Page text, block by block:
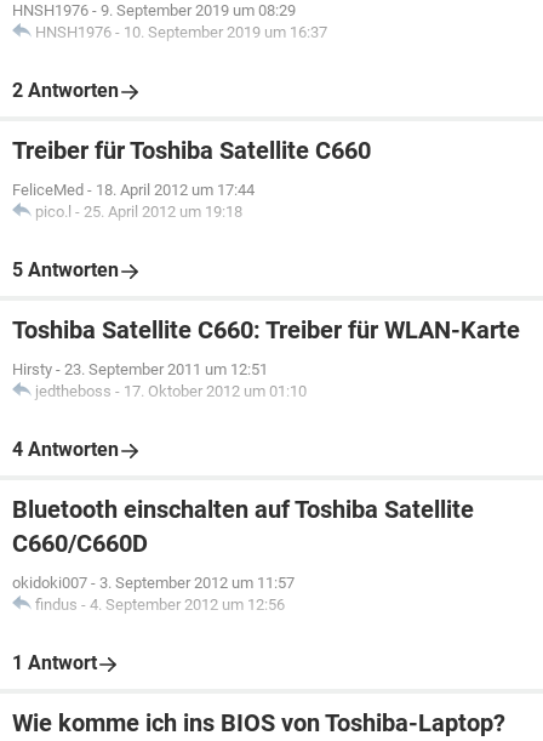
HNSH1976 - 9. September 2019 um 08:29
HNSH1976 - 10. September 2019 um 16:37
2 Antworten
Treiber für Toshiba Satellite C660
FeliceMed - 18. April 2012 um 17:44
pico.l - 25. April 2012 um 19:18
5 Antworten
Toshiba Satellite C660: Treiber für WLAN-Karte
Hirsty - 23. September 2011 um 12:51
jedtheboss - 17. Oktober 2012 um 01:10
4 Antworten
Bluetooth einschalten auf Toshiba Satellite
C660/C660D
okidoki007 - 3. September 2012 um 11:57
findus - 4. September 2012 um 12:56
1 Antwort
Wie komme ich ins BIOS von Toshiba-Laptop?